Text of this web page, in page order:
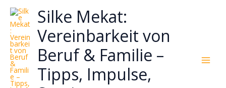
Zum
Inhalt
springen
Silke Mekat:
Vereinbarkeit von
Beruf & Familie –
Tipps, Impulse,
wie
sich
Stress
reduzieren
Energie